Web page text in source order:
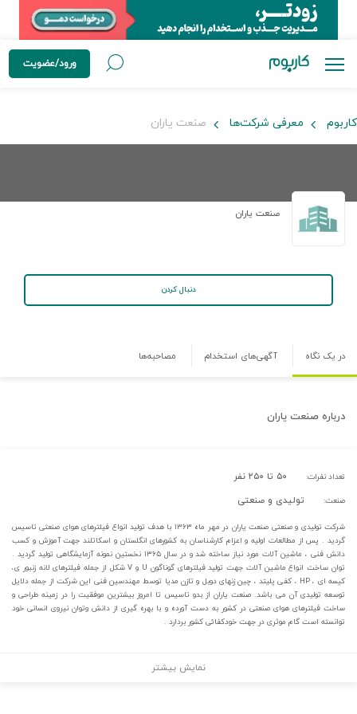
ورود/عضویت
کاربوم معرفی شرکت‌ها صنعت یاران
صنعت یاران
دنبال کردن
در یک نگاه آگهی‌های استخدام مصاحبه‌ها
درباره صنعت یاران
تعداد نفرات: ۵۰ تا ۲۵۰ نفر
صنعت: تولیدی و صنعتی
شرکت تولیدی و صنعتی صنعت یاران در مهر ماه ۱۳۶۳ با هدف تولید انواع فیلترهای هوای صنعتی تاسیس
گردید . پس از مطالعات اولیه و اعزام کارشناسان به کشورهای انگلستان و اسکاتلند جهت آموزش و کسب
دانش فنی ، ماشین آلات مورد نیاز ساخته شد و در سال ۱۳۶۵ نخستین نمونه آزمایشگاهی تولید گردید .
توان ساخت انواع ماشین آلات جهت تولید فیلترهای گوناگون U و V شکل از جمله فیلترهای لانه زنبور ی،
کیسه ای ، HP ، کفی پلیتد ، چین زنهای دوبل و تازن مدیا توسط مهندسین فنی این شرکت از جمله دلایل
توسعه تولیدی آن می باشد. صنعت یاران از بدو تاسیس تا امروز بیشترین موفقیت را در زمینه طراحی و
ساخت فیلترهای هوای صنعتی در کشور به دست آورده و با بهره گیری از دانش وتوان نیروی انسانی خود
توانسته است گام موثری در جهت خودکفائی کشور بردارد .
نمایش بیشتر